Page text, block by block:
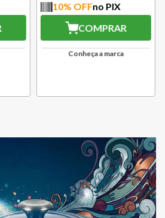
10% OFFno PIX
COMPRAR
Conheça a marca